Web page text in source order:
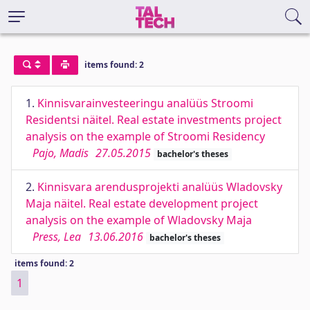
items found: 2
1. Kinnisvarainvesteeringu analüüs Stroomi
Residentsi näitel. Real estate investments project
analysis on the example of Stroomi Residency
Pajo, Madis 27.05.2015 bachelor's theses
2. Kinnisvara arendusprojekti analüüs Wladovsky
Maja näitel. Real estate development project
analysis on the example of Wladovsky Maja
Press, Lea 13.06.2016 bachelor's theses
items found: 2
1